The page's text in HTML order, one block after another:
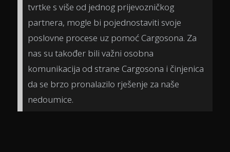
tvrtke s više od jednog prijevozničkog
partnera, mogle bi pojednostaviti svoje
poslovne procese uz pomoć Cargosona. Za
nas su također bili važni osobna
komunikacija od strane Cargosona i činjenica
da se brzo pronalazilo rješenje za naše
nedoumice.